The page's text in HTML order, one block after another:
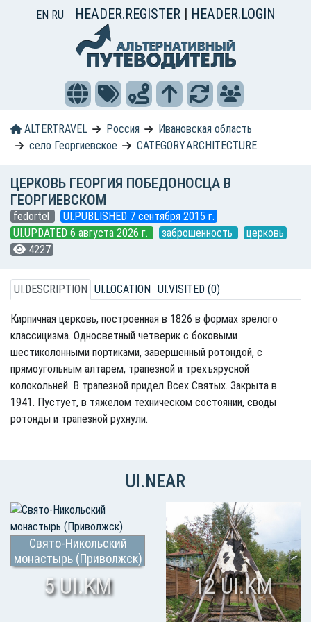
EN RU HEADER.REGISTER | HEADER.LOGIN
ALTERTRAVEL Россия
Ивановская область
село Георгиевское
CATEGORY.ARCHITECTURE
ЦЕРКОВЬ ГЕОРГИЯ ПОБЕДОНОСЦА В
ГЕОРГИЕВСКОМ
fedortel
UI.PUBLISHED 7 сентября 2015 г.
UI.UPDATED 6 августа 2026 г.
заброшенность
церковь
4227
UI.DESCRIPTION UI.LOCATION UI.VISITED (0)
Кирпичная церковь, построенная в 1826 в формах зрелого
классицизма. Односветный четверик с боковыми
шестиколонными портиками, завершенный ротондой, с
прямоугольным алтарем, трапезной и трехъярусной
колокольней. В трапезной придел Всех Святых. Закрыта в
1941. Пустует, в тяжелом техническом состоянии, своды
ротонды и трапезной рухнули.
UI.NEAR
Свято-Никольский
монастырь (Приволжск)
5 UI.KM 12 UI.KM